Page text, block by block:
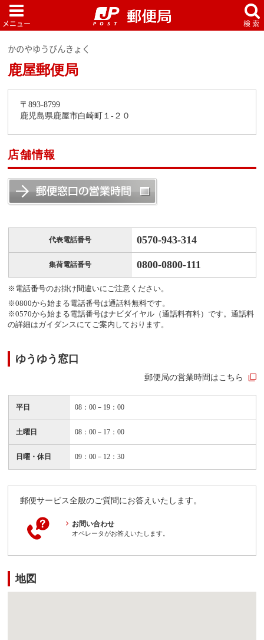
かのやゆうびんきょく
鹿屋郵便局
〒893-8799
鹿児島県鹿屋市白崎町１-２０
店舗情報
代表電話番号 0570-943-314
集荷電話番号 0800-0800-111
※電話番号のお掛け間違いにご注意ください。
※0800から始まる電話番号は通話料無料です。
※0570から始まる電話番号はナビダイヤル（通話料有料）です。通話料
の詳細はガイダンスにてご案内しております。
ゆうゆう窓口
郵便局の営業時間はこちら
平日 08：00－19：00
土曜日 08：00－17：00
日曜・休日 09：00－12：30
郵便サービス全般のご質問にお答えいたします。
お問い合わせ
オペレータがお答えいたします。
地図